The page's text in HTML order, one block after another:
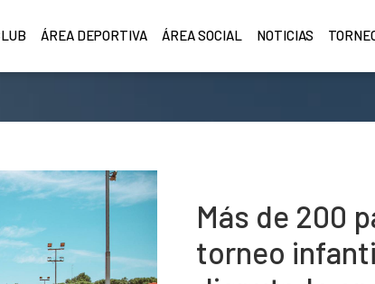
ÁREA DEPORTIVA ÁREA SOCIAL NOTICIAS
Más de 200
torneo